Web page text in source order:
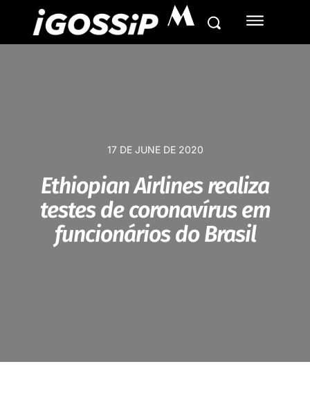
M
17 DE JUNE DE 2020
Ethiopian Airlines realiza
testes de coronavírus em
funcionários do Brasil